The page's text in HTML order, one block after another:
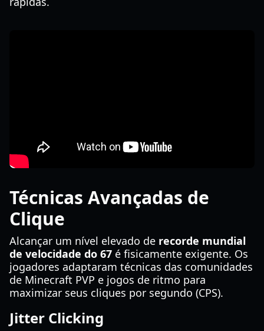
Técnicas Avançadas de
Clique
Alcançar um nível elevado de recorde mundial
de velocidade do 67 é fisicamente exigente. Os
jogadores adaptaram técnicas das comunidades
de Minecraft PVP e jogos de ritmo para
maximizar seus cliques por segundo (CPS).
Jitter Clicking